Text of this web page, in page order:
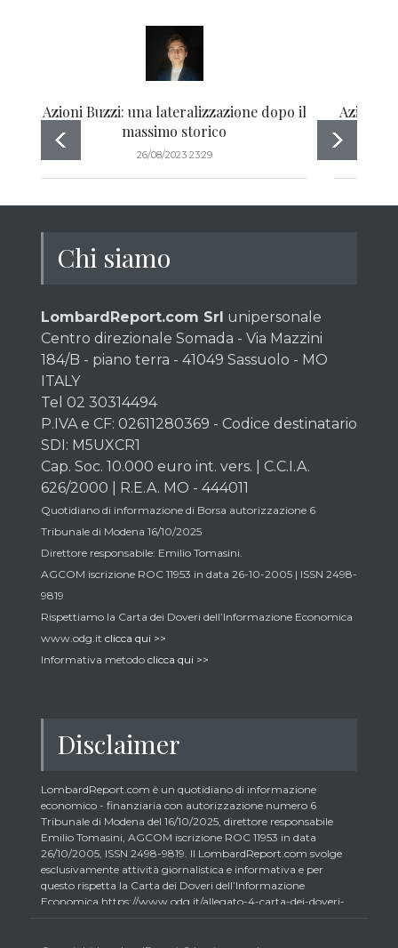
Azioni Buzzi: una lateralizzazione dopo il
massimo storico
26/08/2023 23:29
Azioni
Chi siamo
LombardReport.com Srl unipersonale
Centro direzionale Somada - Via Mazzini
184/B - piano terra - 41049 Sassuolo - MO
ITALY
Tel 02 30314494
P.IVA e CF: 02611280369 - Codice destinatario
SDI: M5UXCR1
Cap. Soc. 10.000 euro int. vers. | C.C.I.A.
626/2000 | R.E.A. MO - 444011
Quotidiano di informazione di Borsa autorizzazione 6
Tribunale di Modena 16/10/2025
Direttore responsabile: Emilio Tomasini.
AGCOM iscrizione ROC 11953 in data 26-10-2005 | ISSN 2498-
9819
Rispettiamo la Carta dei Doveri dell’Informazione Economica
www.odg.it clicca qui >>
Informativa metodo clicca qui >>
Disclaimer
LombardReport.com è un quotidiano di informazione
economico - finanziaria con autorizzazione numero 6
Tribunale di Modena del 16/10/2025, direttore responsabile
Emilio Tomasini, AGCOM iscrizione ROC 11953 in data
26/10/2005, ISSN 2498-9819. Il LombardReport.com svolge
esclusivamente attività giornalistica e informativa e per
questo rispetta la Carta dei Doveri dell’Informazione
Economica https://www.odg.it/allegato-4-carta-dei-doveri-